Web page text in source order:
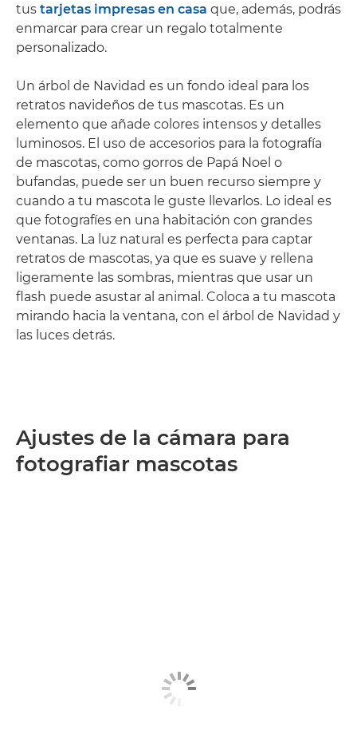
tus tarjetas impresas en casa que, además, podrás
enmarcar para crear un regalo totalmente
personalizado.
Un árbol de Navidad es un fondo ideal para los
retratos navideños de tus mascotas. Es un
elemento que añade colores intensos y detalles
luminosos. El uso de accesorios para la fotografía
de mascotas, como gorros de Papá Noel o
bufandas, puede ser un buen recurso siempre y
cuando a tu mascota le guste llevarlos. Lo ideal es
que fotografíes en una habitación con grandes
ventanas. La luz natural es perfecta para captar
retratos de mascotas, ya que es suave y rellena
ligeramente las sombras, mientras que usar un
flash puede asustar al animal. Coloca a tu mascota
mirando hacia la ventana, con el árbol de Navidad y
las luces detrás.
Ajustes de la cámara para
fotografiar mascotas